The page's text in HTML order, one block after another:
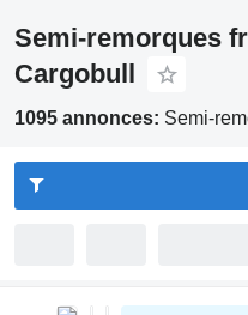
Semi-remorques
Cargobull
1095 annonces: Semi-